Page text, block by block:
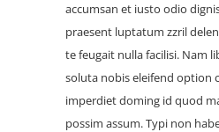
accumsan et iusto odio
praesent luptatum zzril
te feugait nulla facilisi. Nam
soluta nobis eleifend option
imperdiet doming id quod
possim assum. Typi non